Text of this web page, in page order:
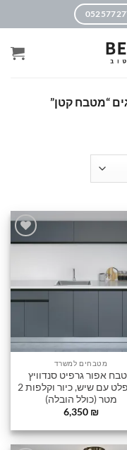
“מטבח קטן”
הוסף
מטבחים למשרד
אפור גרפיט סנדוויץ
קומפלט עם שיש, כיור וקלפות 2
מטר (כולל הובלה)
6,350 ₪